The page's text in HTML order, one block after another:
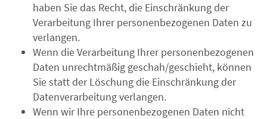
haben Sie das Recht, die Einschränkung der
Verarbeitung Ihrer personenbezogenen Daten zu
verlangen.
Wenn die Verarbeitung Ihrer personenbezogenen
Daten unrechtmäßig geschah/geschieht, können
Sie statt der Löschung die Einschränkung der
Datenverarbeitung verlangen.
Wenn wir Ihre personenbezogenen Daten nicht